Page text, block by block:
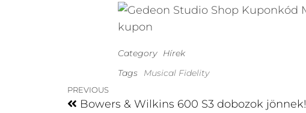
Category
Hírek
Tags
Musical Fidelity
PREVIOUS
Bowers & Wilkins 600 S3 dobozok jönnek!